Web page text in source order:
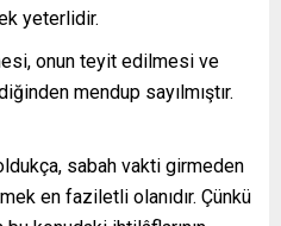
yeterlidir.
onun teyit edilmesi ve
mendup sayılmıştır.
sabah vakti girmeden
en faziletli olanıdır. Çünkü